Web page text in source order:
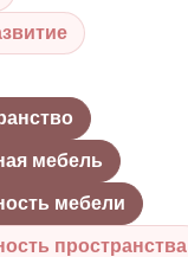
мебель
мебели
пространства